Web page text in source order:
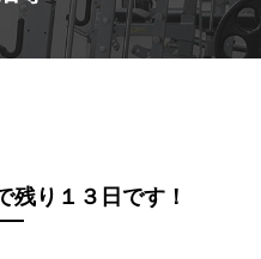
残り１３日です！